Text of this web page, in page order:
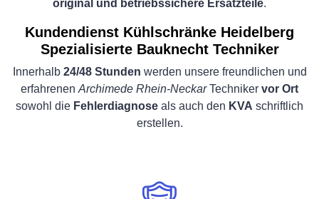
original und betriebssichere Ersatzteile.
Kundendienst Kühlschränke Heidelberg
Spezialisierte Bauknecht Techniker
Innerhalb 24/48 Stunden werden unsere freundlichen und
erfahrenen Archimede Rhein-NeckarTechniker vor Ort
sowohl die Fehlerdiagnose als auch den KVA schriftlich
erstellen.